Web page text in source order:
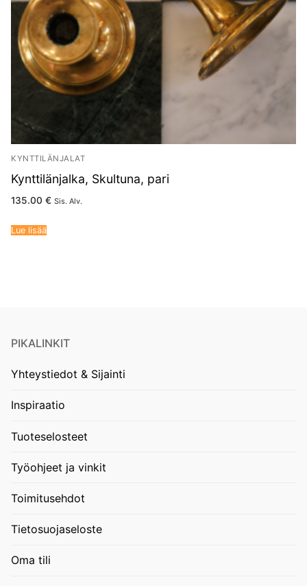
KYNTTILÄNJALAT
Kynttilänjalka, Skultuna, pari
135.00 € Sis. Alv.
Lue lisää
PIKALINKIT
Yhteystiedot & Sijainti
Inspiraatio
Tuoteselosteet
Työohjeet ja vinkit
Toimitusehdot
Tietosuojaseloste
Oma tili